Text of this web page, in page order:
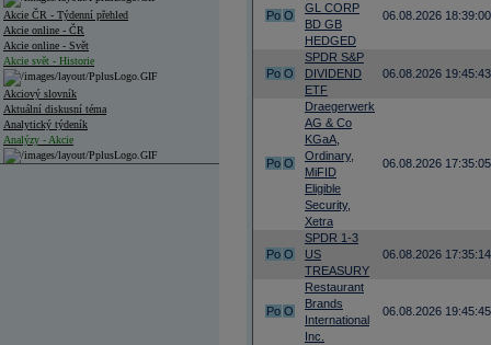
Akcie ČR - Týdenní přehled
Akcie online - ČR
Akcie online - Svět
Akcie svět - Historie
Akciový slovník
Aktuální diskusní téma
Analytický týdeník
Analýzy - Akcie
Po O
GL CORP
BD GB
HEDGED
06.08.2026 18:39:00
Po O
SPDR S&P
DIVIDEND
ETF
06.08.2026 19:45:43
Po O
Draegerwerk
AG & Co
KGaA,
Ordinary,
MiFID
Eligible
Security,
Xetra
06.08.2026 17:35:05
Po O
SPDR 1-3
US
TREASURY
06.08.2026 17:35:14
Po O
Restaurant
Brands
International
Inc.
06.08.2026 19:45:45